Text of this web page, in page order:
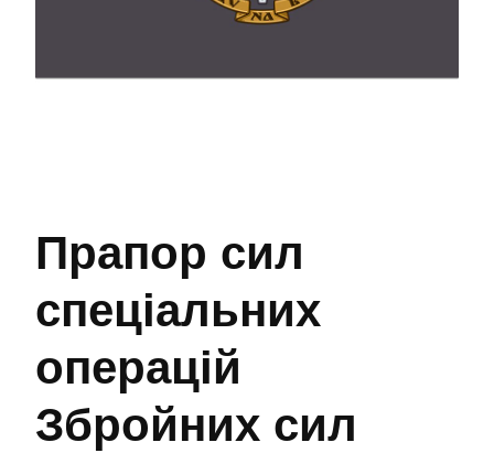
Прапор сил
спеціальних
операцій
Збройних сил